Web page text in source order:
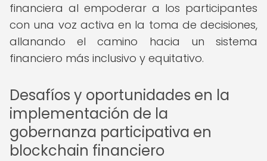
financiera al empoderar a los participantes
con una voz activa en la toma de decisiones,
allanando el camino hacia un sistema
financiero más inclusivo y equitativo.
Desafíos y oportunidades en la
implementación de la
gobernanza participativa en
blockchain financiero